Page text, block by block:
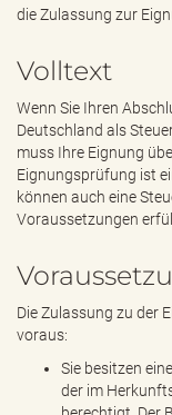
die Zulassung zur
Volltext
Wenn Sie Ihren
Deutschland als
muss Ihre Eignung
Eignungsprüfung ist
können auch eine
Voraussetzungen
Die Zulassung zu der
voraus:
Sie besitzen
der im